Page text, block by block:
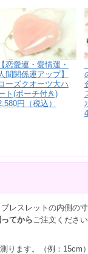
【恋愛運・愛情運・
間関係運アップ】
ーズクオーツ大ハ
ト(ポーチ付き)
円（税込）
レスレットの内側の
てからご注文ください
ります。（例：15cm）